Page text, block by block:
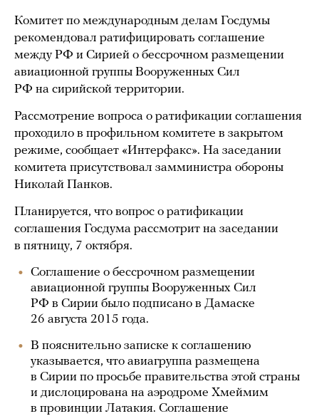
Комитет по международным делам Госдумы
рекомендовал ратифицировать соглашение
между РФ и Сирией о бессрочном размещении
авиационной группы Вооруженных Сил
РФ на сирийской территории.
Рассмотрение вопроса о ратификации соглашения
проходило в профильном комитете в закрытом
режиме, сообщает «Интерфакс». На заседании
комитета присутствовал замминистра обороны
Николай Панков.
Планируется, что вопрос о ратификации
соглашения Госдума рассмотрит на заседании
в пятницу, 7 октября.
Соглашение о бессрочном размещении
авиационной группы Вооруженных Сил
РФ в Сирии было подписано в Дамаске
26 августа 2015 года.
В пояснительно записке к соглашению
указывается, что авиагруппа размещена
в Сирии по просьбе правительства этой страны
и дислоцирована на аэродроме Хмеймим
в провинции Латакия. Соглашение